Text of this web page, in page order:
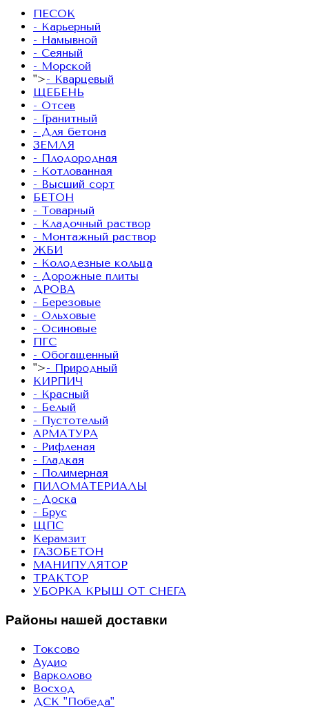
ПЕСОК
- Карьерный
- Намывной
- Сеяный
- Морской
">- Кварцевый
ЩЕБЕНЬ
- Отсев
- Гранитный
- Для бетона
ЗЕМЛЯ
- Плодородная
- Котлованная
- Высший сорт
БЕТОН
- Товарный
- Кладочный раствор
- Монтажный раствор
ЖБИ
- Колодезные кольца
- Дорожные плиты
ДРОВА
- Березовые
- Ольховые
- Осиновые
ПГС
- Обогащенный
">- Природный
КИРПИЧ
- Красный
- Белый
- Пустотелый
АРМАТУРА
- Рифленая
- Гладкая
- Полимерная
ПИЛОМАТЕРИАЛЫ
- Доска
- Брус
ЩПС
Керамзит
ГАЗОБЕТОН
МАНИПУЛЯТОР
ТРАКТОР
УБОРКА КРЫШ ОТ СНЕГА
Районы нашей доставки
Токсово
Аудио
Варколово
Восход
ДСК "Победа"